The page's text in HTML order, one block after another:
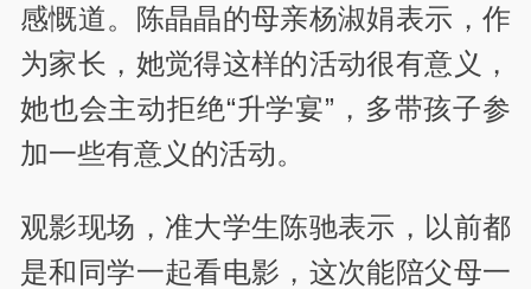
感慨道。陈晶晶的母亲杨淑娟表示，作
为家长，她觉得这样的活动很有意义，
她也会主动拒绝“升学宴”，多带孩子参
加一些有意义的活动。
观影现场，准大学生陈驰表示，以前都
是和同学一起看电影，这次能陪父母一